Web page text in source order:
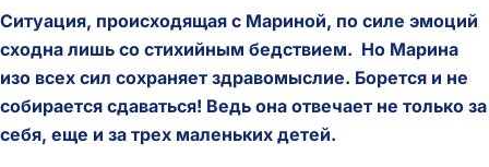
Ситуация, происходящая с Мариной, по силе эмоций
сходна лишь со стихийным бедствием. Но Марина
изо всех сил сохраняет здравомыслие. Борется и не
собирается сдаваться! Ведь она отвечает не только за
себя, еще и за трех маленьких детей.